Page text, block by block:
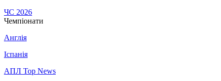
ЧС 2026
Чемпіонати
Англія
Іспанія
АПЛ Top News